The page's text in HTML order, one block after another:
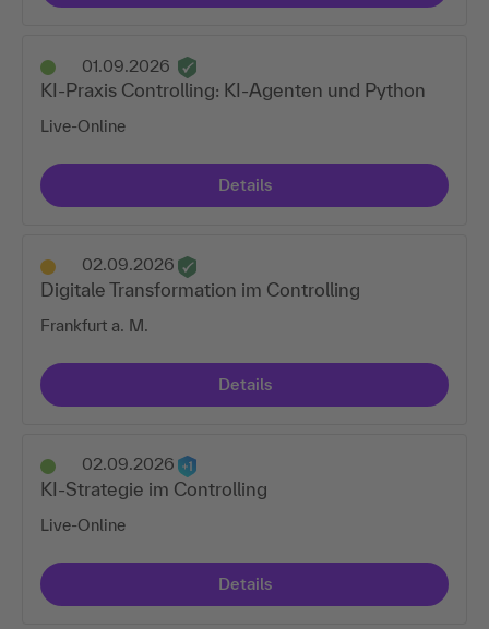
01.09.2026
KI-Praxis Controlling: KI-Agenten und Python
Live-Online
Details
02.09.2026
Digitale Transformation im Controlling
Frankfurt a. M.
Details
02.09.2026
KI-Strategie im Controlling
Live-Online
Details